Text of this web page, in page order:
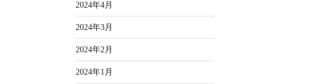
2024年4月
2024年3月
2024年2月
2024年1月